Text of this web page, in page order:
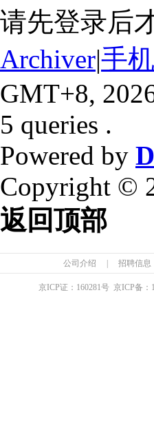
请先登录后
Archiver|手
GMT+8,
5 queries .
Powered by
Copyright ©
返回顶部
公司介绍 招聘信息
京ICP证： 160281号 京ICP备：